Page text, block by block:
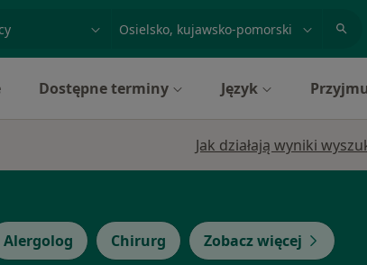
lub nazwisko
Dostępne terminy Język
Jak działają wyniki
Alergolog Chirurg Zobacz więcej